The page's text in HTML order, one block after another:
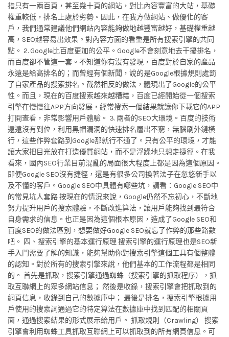
指只有一兩百頁，甚至幾十頁的網站，對比內容豐富的大站，基礎
權重較低，排名上處於劣勢。因此，在我方做網站、做優化的客
戶，我們通常建議他們網站內容能夠做地越豐富越好，基礎權重越
高，SEO越容易出效果。對內容方面的看重是所有搜索引擎的共同
點。 2. Google比百度更加的公平。Google不會刻意地去干擾排名，
而百度卻不管這一套。不知道你有沒有發現，百度對於自家的產品
永遠是給高排名的；而曾經有個新聞，說的是Google根據規則處罰
了自家產品的搜索排名。截然相反的做法，體現出了Google的公平
性。而且，現在的百度搜索越來越糟糕，百度已經開始從一個搜索
引擎在慢慢往APP方向發展，經常搜索一個結果就讓你下載它的APP
打開查看，非常影響用戶體驗。 3. 兩者的SEO大環境。百度的技術
遠遠沒有到位，利用黑帽漏洞的快速排名層出不窮，無腦刷外鏈橫
行，這些作弊套路到Google那就行不通了。只有公平的環境，才能
讓大家把目光放在打造優質網站，而不是浮躁地只想走捷徑。在我
看來，國內SEO行業目前混亂的局面很大程度上都是因為這個原因。
即便Google SEO沒有捷徑，還是有很多公司換著法子在忽悠新手以
及不懂的客戶。Google SEO中具體有哪些坑，請看：Google SEO中
的常見坑人套路 按現在的情況來說，Google仍然不忘初心，不斷地
努力提升用戶的搜索體驗，不斷改進算法，讓用戶能夠找到最符合
自身需求的信息。也正是因為這個根本原因，造成了Google SEO和
百度SEO的做法區別，想要做好Google SEO就忘了作弊的那些路數
吧。 四、搜索引擎的基本運行原理 搜索引擎的運行原理也是SEO新
手入門需要了解的知識，能夠幫助你對搜索引擎這個工具有個整體
的認知。對於所有的搜索引擎來說，他們基本的工作流程都是相同
的。 首先是抓取，搜索引擎通過蜘蛛（搜索引擎的抓取程序），抓
取互聯網上的眾多網站信息； 然後是收錄，搜索引擎會把抓取到的
網頁信息，收錄到自己的數據庫中； 最後是排名，搜索引擎根據用
戶使用的搜索詞通過它的特定算法在數據庫中找到匹配的相關頁
面，通過搜索結果的形式展示給用戶。 抓取規則（Crawling） 搜索
引擎會利用蜘蛛工具抓取互聯網上可以抓取到的所有網頁信息。可